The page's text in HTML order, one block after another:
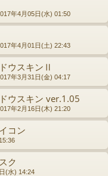
年4月05日(水) 01:50
年4月01日(土) 22:43
ウスキンⅡ
年3月31日(金) 04:17
ウスキン ver.1.05
年2月16日(木) 21:20
コン
ク
(水) 14:24